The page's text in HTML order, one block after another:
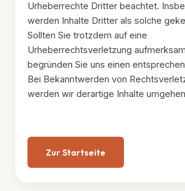
Urheberrechte Dritter beachtet.
werden Inhalte Dritter als solche
Sollten Sie trotzdem auf eine
Urheberrechtsverletzung
begründen Sie uns einen
Bei Bekanntwerden von
werden wir derartige Inhalte
Zur Startseite